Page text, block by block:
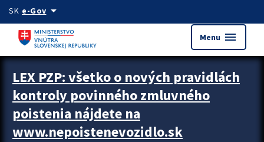
Preskocit na hlavný obsah
SK e-Govarrow_drop_down
Menu menu
Zastavit automatický posun upútavok
LEX PZP: všetko o nových pravidlách
kontroly povinného zmluvného
poistenia nájdete na
www.nepoistenevozidlo.sk